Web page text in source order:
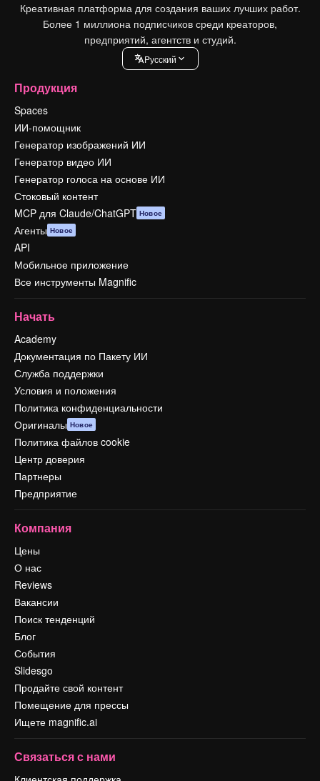
Креативная платформа для создания ваших лучших работ.
Более 1 миллиона подписчиков среди креаторов,
предприятий, агентств и студий.
Pусский
Продукция
Spaces
ИИ-помощник
Генератор изображений ИИ
Генератор видео ИИ
Генератор голоса на основе ИИ
Стоковый контент
MCP для Claude/ChatGPT Новое
Агенты Новое
API
Мобильное приложение
Все инструменты Magnific
Начать
Academy
Документация по Пакету ИИ
Служба поддержки
Условия и положения
Политика конфиденциальности
Оригиналы Новое
Политика файлов cookie
Центр доверия
Партнеры
Предприятие
Компания
Цены
О нас
Reviews
Вакансии
Поиск тенденций
Блог
События
Slidesgo
Продайте свой контент
Помещение для прессы
Ищете magnific.ai
Связаться с нами